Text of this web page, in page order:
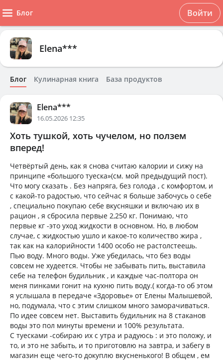
Блог Войти
Elena***
Блог Кулинарная книга База продуктов
Elena***
16.05.2026 12:35
Хоть тушкой, хоть чучелом, но ползем
вперед!
Четвёртый день, как я снова считаю калории и сижу на
принципе «большого туеска»(см. мой предыдущий пост).
Что могу сказать . Без напряга, без голода , с комфортом, и
с какой-то радостью, что сейчас я больше забочусь о себе
, специально покупаю себе вкусняшки и включаю их в
рацион , я сбросила первые 2,250 кг. Понимаю, что
первые кг -это уход жидкости в основном. Но, в любом
случае, с жидкостью ушло и какое-то количество жира ,
так как на калорийности 1400 особо не растолстеешь.
Пью воду. Много воды. Уже убедилась, что без воды
совсем не худеется. Чтобы не забывать пить, выставила
себе на телефон будильник , и каждые час-полтора он
меня пинками гонит на кухню пить воду.( когда-то об этом
я услышала в передаче «Здоровье» от Елены Малышевой,
но, подумала, что с этим слишком много заморачиваться.
По идее совсем нет. Выставить будильник на 8 стаканов
воды это пол минуты времени и 100% результата.
С туесками -собираю их с утра и радуюсь : и это положу, и
то, и это не забыть, и то приготовлю на завтра, и забегу в
магазин еще чего-то докуплю вкусненького! В общем , ем